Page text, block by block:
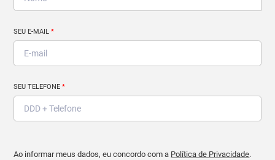
SEU E-MAIL*
SEU TELEFONE*
Ao informar meus dados, eu concordo com a Política de Privacidade.